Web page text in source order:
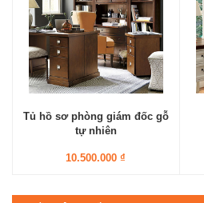
Tủ hồ sơ phòng giám đốc gỗ
tự nhiên
10.500.000 ₫